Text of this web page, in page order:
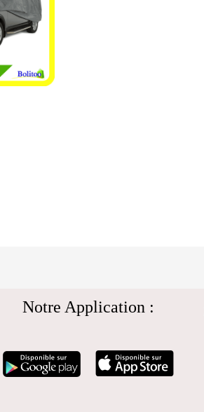
Notre Application :